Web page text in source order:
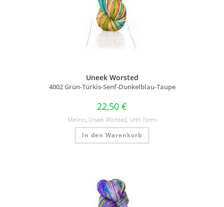
Uneek Worsted
4002 Grün-Türkis-Senf-Dunkelblau-Taupe
22,50 €
Merino, Uneek Worsted, Urth Yarns
In den Warenkorb